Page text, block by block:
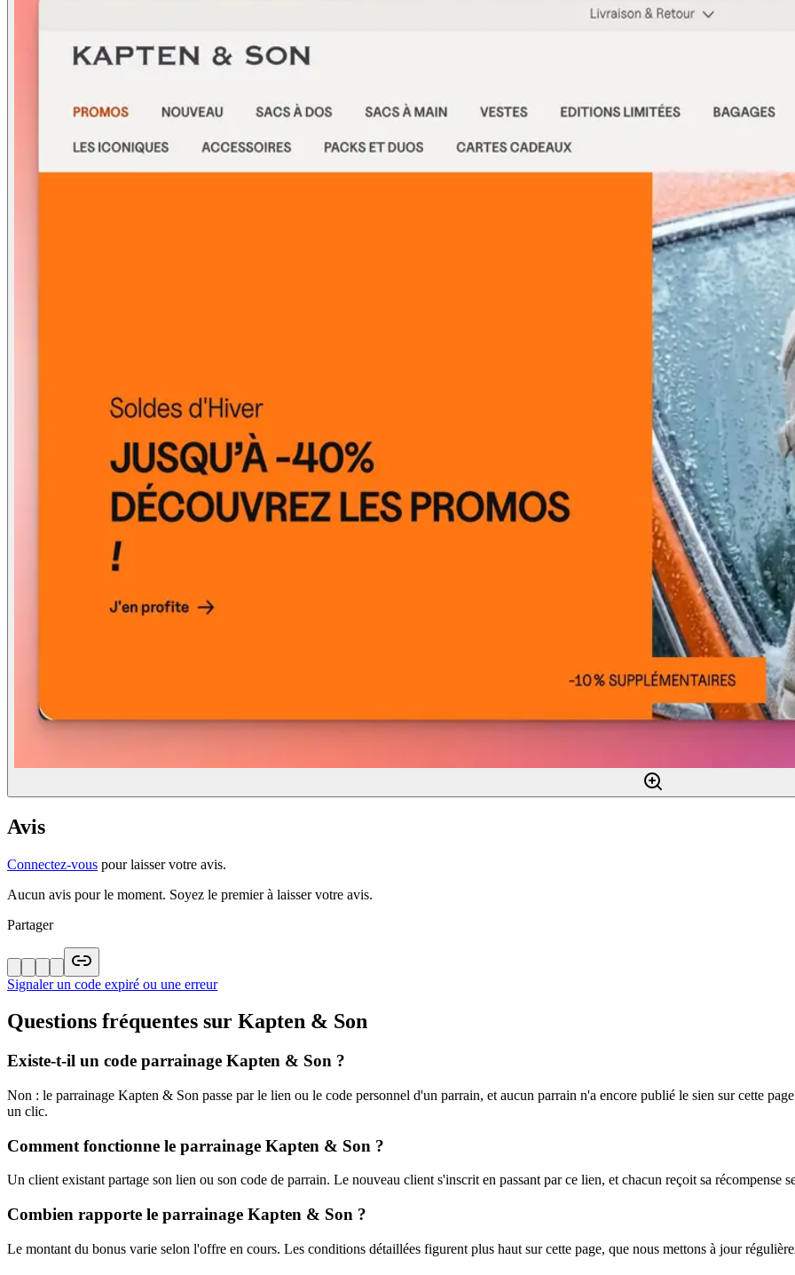
Avis
Connectez-vous pour laisser votre avis.
Aucun avis pour le moment. Soyez le premier à laisser votre avis.
Partager
Signaler un code expiré ou une erreur
Questions fréquentes sur Kapten & Son
Existe-t-il un code parrainage Kapten & Son ?
Non : le parrainage Kapten & Son passe par le lien ou le code personnel d'un parrain, et aucun parrain n'a encore publié le sien sur cette
un clic.
Comment fonctionne le parrainage Kapten & Son ?
Un client existant partage son lien ou son code de parrain. Le nouveau client s'inscrit en passant par ce lien, et chacun reçoit sa récompense
Combien rapporte le parrainage Kapten & Son ?
Le montant du bonus varie selon l'offre en cours. Les conditions détaillées figurent plus haut sur cette page, que nous mettons à jour